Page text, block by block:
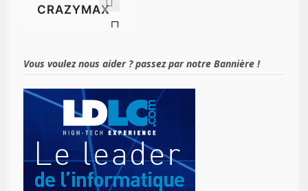
Vous voulez nous aider ? passez par notre Bannière !